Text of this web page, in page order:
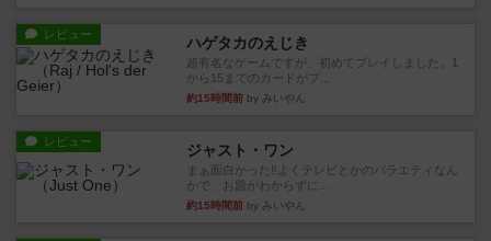
レビュー ハゲタカのえじき
超有名なゲームですが、初めてプレイしました。1
から15までのカードがプ...
約15時間前 by みいやん
レビュー ジャスト・ワン
まぁ面白かった‼️よくテレビとかのバラエティなん
かで、お題がわからずに...
約15時間前 by みいやん